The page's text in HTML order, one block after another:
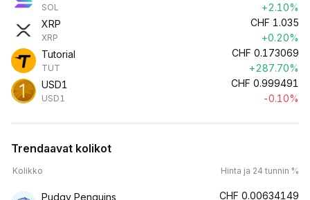
SOL
+2.10%
XRP
XRP
CHF 1.035
+0.20%
Tutorial
TUT
CHF 0.173069
+287.70%
USD1
USD1
CHF 0.999491
-0.10%
Trendaavat kolikot
Kolikko Hinta ja 24 tunnin %
Pudgy Penguins CHF 0.00634149